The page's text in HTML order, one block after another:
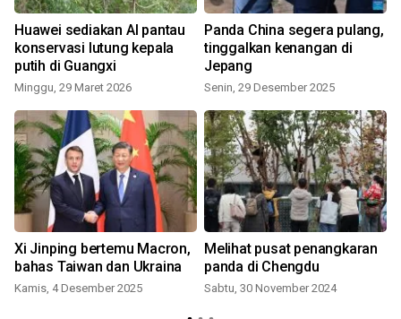
Huawei sediakan AI pantau
konservasi lutung kepala
putih di Guangxi
Minggu, 29 Maret 2026
Panda China segera pulang,
tinggalkan kenangan di
Jepang
Senin, 29 Desember 2025
Xi Jinping bertemu Macron,
bahas Taiwan dan Ukraina
Kamis, 4 Desember 2025
Melihat pusat penangkaran
panda di Chengdu
Sabtu, 30 November 2024